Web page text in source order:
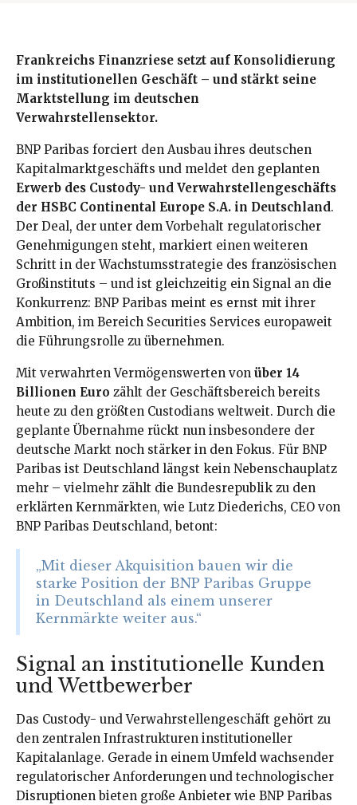
Frankreichs Finanzriese setzt auf Konsolidierung
im institutionellen Geschäft – und stärkt seine
Marktstellung im deutschen
Verwahrstellensektor.
BNP Paribas forciert den Ausbau ihres deutschen
Kapitalmarktgeschäfts und meldet den geplanten
Erwerb des Custody- und Verwahrstellengeschäfts
der HSBC Continental Europe S.A. in Deutschland.
Der Deal, der unter dem Vorbehalt regulatorischer
Genehmigungen steht, markiert einen weiteren
Schritt in der Wachstumsstrategie des französischen
Großinstituts – und ist gleichzeitig ein Signal an die
Konkurrenz: BNP Paribas meint es ernst mit ihrer
Ambition, im Bereich Securities Services europaweit
die Führungsrolle zu übernehmen.
Mit verwahrten Vermögenswerten von über 14
Billionen Euro zählt der Geschäftsbereich bereits
heute zu den größten Custodians weltweit. Durch die
geplante Übernahme rückt nun insbesondere der
deutsche Markt noch stärker in den Fokus. Für BNP
Paribas ist Deutschland längst kein Nebenschauplatz
mehr – vielmehr zählt die Bundesrepublik zu den
erklärten Kernmärkten, wie Lutz Diederichs, CEO von
BNP Paribas Deutschland, betont:
„Mit dieser Akquisition bauen wir die
starke Position der BNP Paribas Gruppe
in Deutschland als einem unserer
Kernmärkte weiter aus.“
Signal an institutionelle Kunden
und Wettbewerber
Das Custody- und Verwahrstellengeschäft gehört zu
den zentralen Infrastrukturen institutioneller
Kapitalanlage. Gerade in einem Umfeld wachsender
regulatorischer Anforderungen und technologischer
Disruptionen bieten große Anbieter wie BNP Paribas